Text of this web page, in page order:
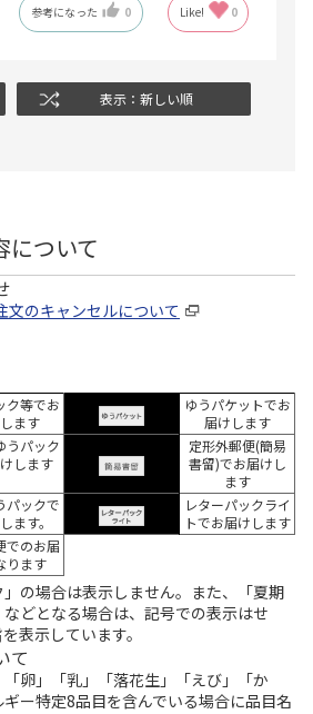
参考になった 0 Like! 0
表示：新しい順
について
文のキャンセルについて
ク等でお
ます
ゆうパケットでお
届けします
うパック
します
定形外郵便(簡易
書留)でお届けし
ます
パックで
ます。
レターパックライ
トでお届けします
でのお届
ります
の場合は表示しません。また、「夏期
どとなる場合は、記号での表示はせ
表示しています。
て
卵」「乳」「落花生」「えび」「か
ー特定8品目を含んでいる場合に品目名